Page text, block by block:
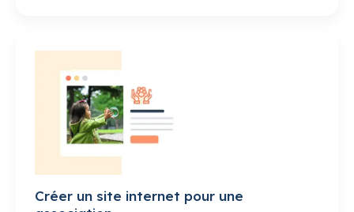
Créer un site internet pour une